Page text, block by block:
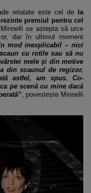
relatate este cel de
la
premiul pentru cel
se aștepta să urce
dar în ultimul moment
mod inexplicabil – nici
cu rotile sau să nu
mele și din motive
din scaunul de regizor,
astfel, am spus. Co-
pe scenă cu mine dacă
, povestește Minnelli